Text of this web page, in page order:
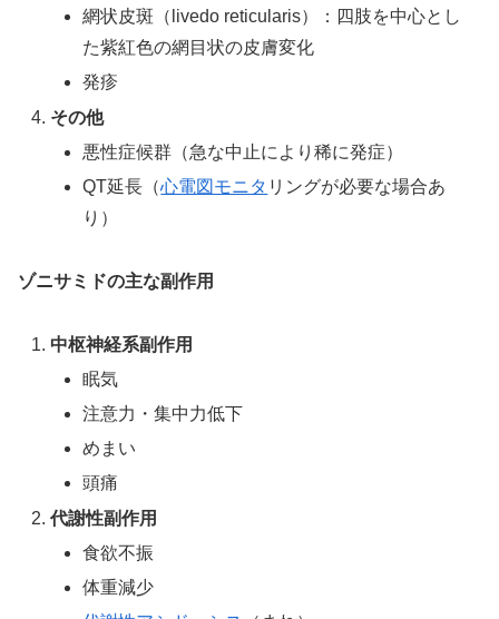
網状皮斑（livedo reticularis）：四肢を中心とし
た紫紅色の網目状の皮膚変化
発疹
その他
悪性症候群（急な中止により稀に発症）
QT延長（心電図モニタ リングが必要な場合あ
り）
ゾニサミドの主な副作用
中枢神経系副作用
眠気
注意力・集中力低下
めまい
頭痛
代謝性副作用
食欲不振
体重減少